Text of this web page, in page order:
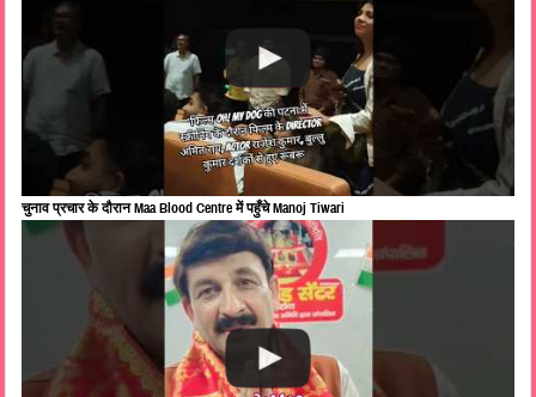
चुनाव प्रचार के दौरान Maa Blood Centre में पहुँचे Manoj Tiwari